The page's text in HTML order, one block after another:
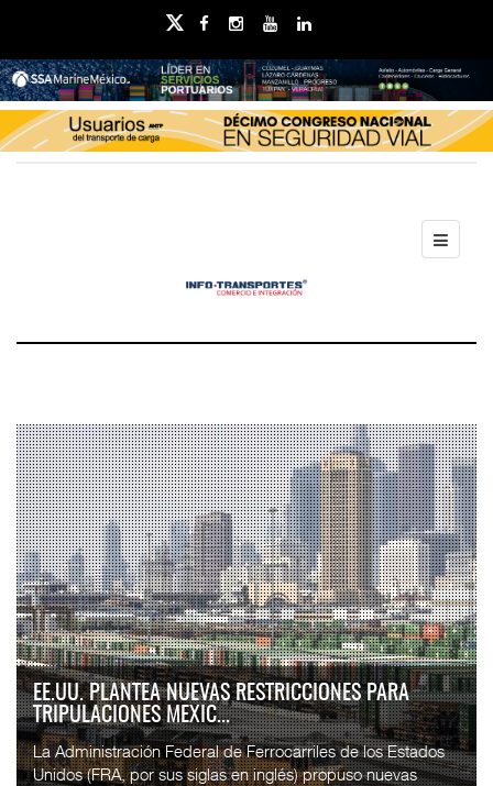
APM TERMINALS INCREMENTA EQUIPAMIENTO PARA
MOVIMIENTO DE CON...
El operador portuario global APM Terminals incorporó cinco
Terminal Trucks a su Terminal Especializada de